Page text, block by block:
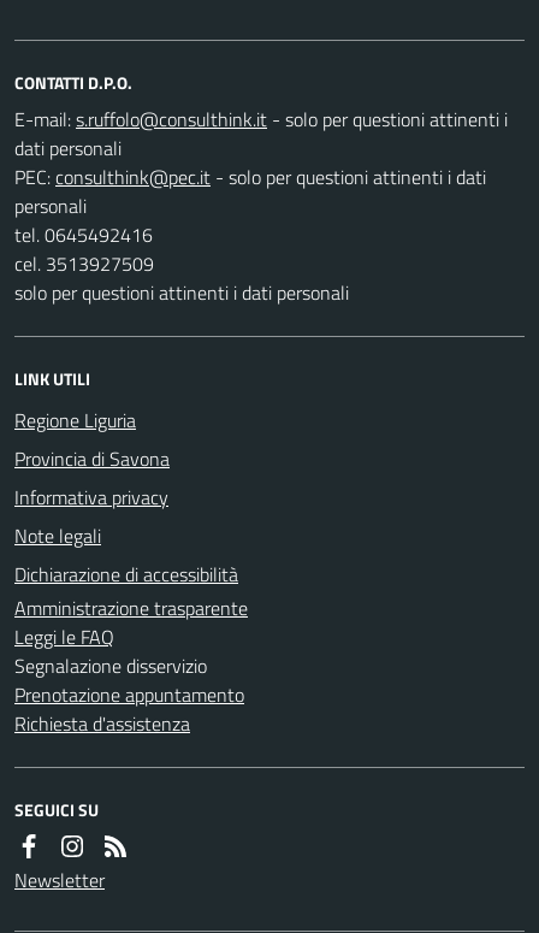
CONTATTI D.P.O.
E-mail:
- solo per questioni attinenti i
dati personali
PEC:
- solo per questioni attinenti i dati
personali
tel. 0645492416
cel. 3513927509
solo per questioni attinenti i dati personali
LINK UTILI
Regione Liguria
Provincia di Savona
Informativa privacy
Note legali
Dichiarazione di accessibilità
Amministrazione trasparente
Leggi le FAQ
Segnalazione disservizio
Prenotazione appuntamento
Richiesta d'assistenza
SEGUICI SU
Newsletter